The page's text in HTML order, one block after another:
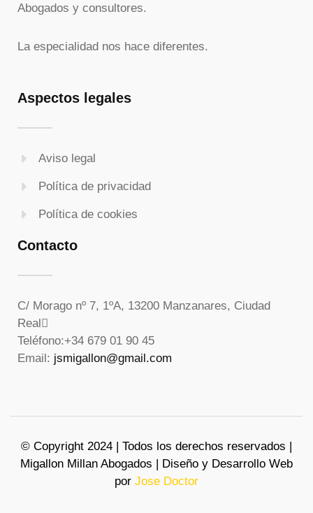
Abogados y consultores.
La especialidad nos hace diferentes.
Aspectos legales
Aviso legal
Política de privacidad
Política de cookies
Contacto
C/ Morago nº 7, 1ºA, 13200 Manzanares, Ciudad
Real
Teléfono:+34 679 01 90 45
Email: jsmigallon@gmail.com
© Copyright 2024 | Todos los derechos reservados |
Migallon Millan Abogados | Diseño y Desarrollo Web
por Jose Doctor